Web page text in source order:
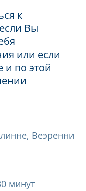
к
Вы
или если
и по этой
Веэренни
минут